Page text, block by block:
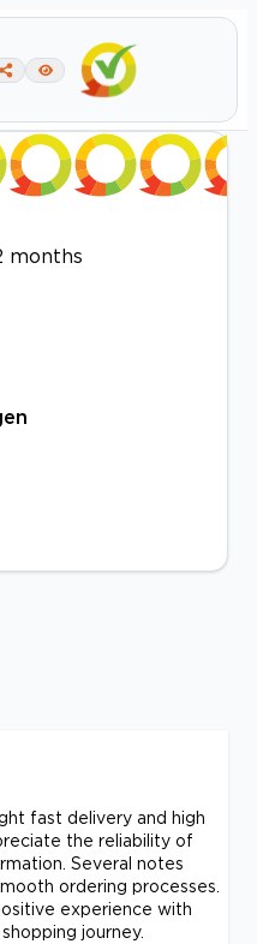
months
fast delivery and high
the reliability of
Several notes
ordering processes.
experience with
journey.